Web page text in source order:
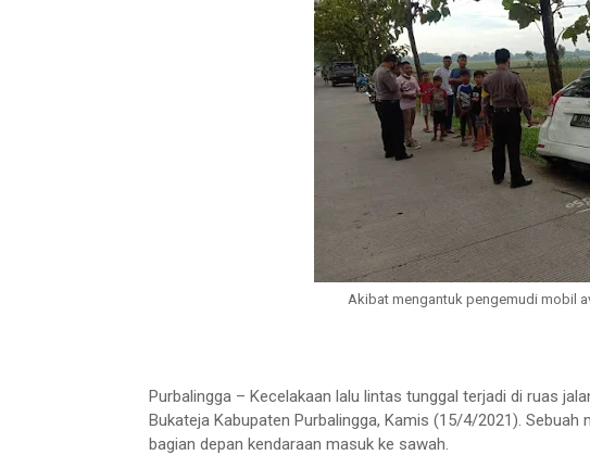
Akibat mengantuk pengemudi mobil
Purbalingga – Kecelakaan lalu lintas tunggal terjadi di ruas
Bukateja Kabupaten Purbalingga, Kamis (15/4/2021).
bagian depan kendaraan masuk ke sawah.